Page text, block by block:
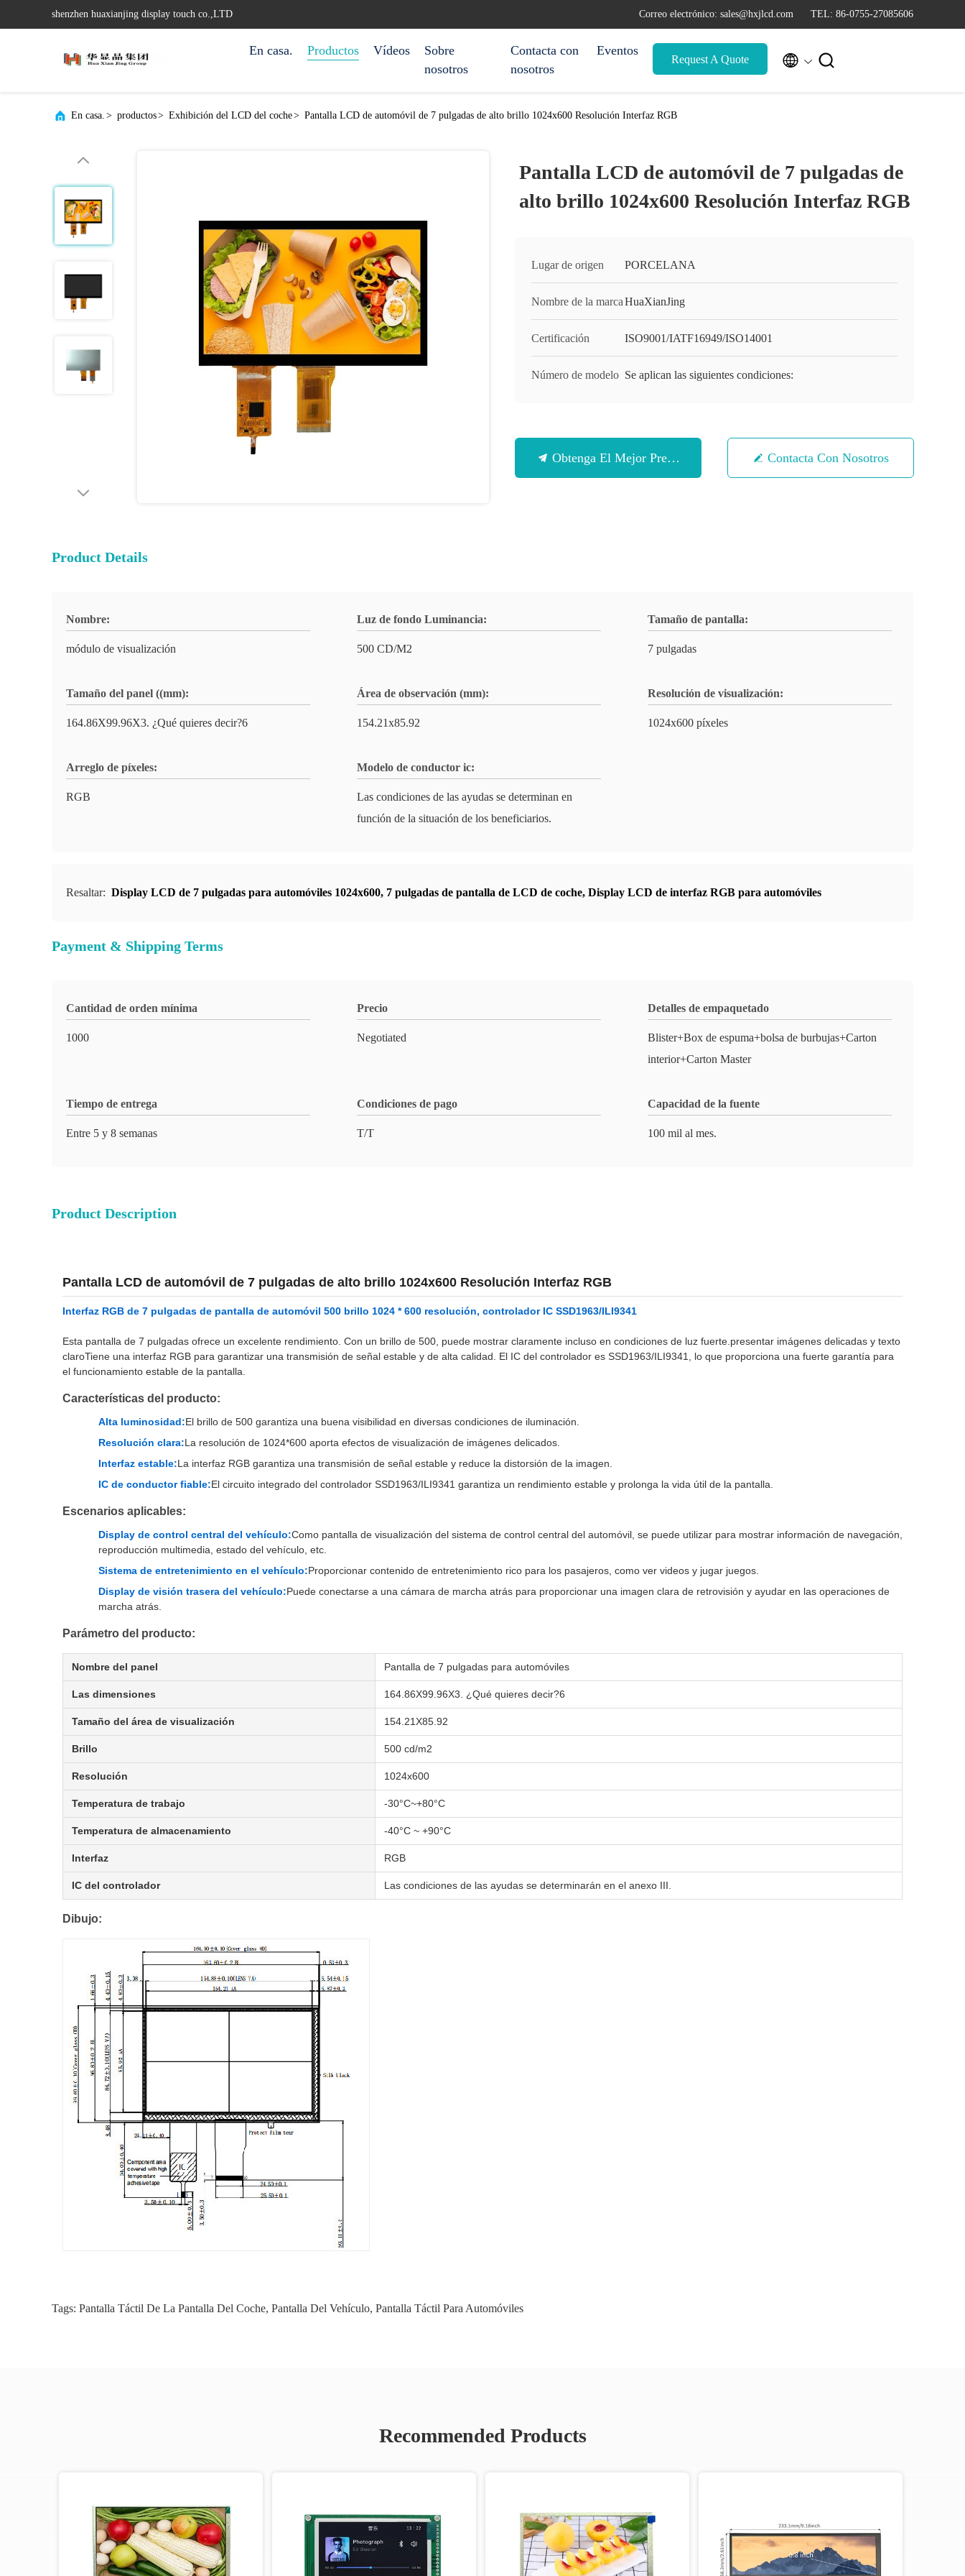
shenzhen huaxianjing display touch co.,LTD Correo electrónico: sales@hxjlcd.com TEL: 86-0755-27085606
En casa. Productos Vídeos
Sobre
nosotros
Contacta con
nosotros
Eventos
Request A Quote  
En casa. > productos> Exhibición del LCD del coche> Pantalla LCD de automóvil de 7 pulgadas de alto brillo 1024x600 Resolución Interfaz RGB
Pantalla LCD de automóvil de 7 pulgadas de
alto brillo 1024x600 Resolución Interfaz RGB
Lugar de origen PORCELANA
Nombre de la marcaHuaXianJing
Certificación ISO9001/IATF16949/ISO14001
Número de modelo Se aplican las siguientes condiciones:
Obtenga El Mejor Precio Contacta Con Nosotros
Product Details
Nombre:
módulo de visualización
Luz de fondo Luminancia:
500 CD/M2
Tamaño de pantalla:
7 pulgadas
Tamaño del panel ((mm):
164.86X99.96X3. ¿Qué quieres decir?6
Área de observación (mm):
154.21x85.92
Resolución de visualización:
1024x600 píxeles
Arreglo de píxeles:
RGB
Modelo de conductor ic:
Las condiciones de las ayudas se determinan en
función de la situación de los beneficiarios.
Resaltar: Display LCD de 7 pulgadas para automóviles 1024x600, 7 pulgadas de pantalla de LCD de coche, Display LCD de interfaz RGB para automóviles
Payment & Shipping Terms
Cantidad de orden mínima
1000
Precio
Negotiated
Detalles de empaquetado
Blister+Box de espuma+bolsa de burbujas+Carton
interior+Carton Master
Tiempo de entrega
Entre 5 y 8 semanas
Condiciones de pago
T/T
Capacidad de la fuente
100 mil al mes.
Product Description
Pantalla LCD de automóvil de 7 pulgadas de alto brillo 1024x600 Resolución Interfaz RGB
Interfaz RGB de 7 pulgadas de pantalla de automóvil 500 brillo 1024 * 600 resolución, controlador IC SSD1963/ILI9341
Esta pantalla de 7 pulgadas ofrece un excelente rendimiento. Con un brillo de 500, puede mostrar claramente incluso en condiciones de luz fuerte.presentar imágenes delicadas y texto
claroTiene una interfaz RGB para garantizar una transmisión de señal estable y de alta calidad. El IC del controlador es SSD1963/ILI9341, lo que proporciona una fuerte garantía para
el funcionamiento estable de la pantalla.
Características del producto:
Alta luminosidad:El brillo de 500 garantiza una buena visibilidad en diversas condiciones de iluminación.
Resolución clara:La resolución de 1024*600 aporta efectos de visualización de imágenes delicados.
Interfaz estable:La interfaz RGB garantiza una transmisión de señal estable y reduce la distorsión de la imagen.
IC de conductor fiable:El circuito integrado del controlador SSD1963/ILI9341 garantiza un rendimiento estable y prolonga la vida útil de la pantalla.
Escenarios aplicables:
Display de control central del vehículo:Como pantalla de visualización del sistema de control central del automóvil, se puede utilizar para mostrar información de navegación,
reproducción multimedia, estado del vehículo, etc.
Sistema de entretenimiento en el vehículo:Proporcionar contenido de entretenimiento rico para los pasajeros, como ver videos y jugar juegos.
Display de visión trasera del vehículo:Puede conectarse a una cámara de marcha atrás para proporcionar una imagen clara de retrovisión y ayudar en las operaciones de
marcha atrás.
Parámetro del producto:
Nombre del panel Pantalla de 7 pulgadas para automóviles
Las dimensiones 164.86X99.96X3. ¿Qué quieres decir?6
Tamaño del área de visualización 154.21X85.92
Brillo 500 cd/m2
Resolución 1024x600
Temperatura de trabajo -30°C~+80°C
Temperatura de almacenamiento -40°C ~ +90°C
Interfaz RGB
IC del controlador Las condiciones de las ayudas se determinarán en el anexo III.
Dibujo:
Tags: Pantalla Táctil De La Pantalla Del Coche, Pantalla Del Vehículo, Pantalla Táctil Para Automóviles
Recommended Products